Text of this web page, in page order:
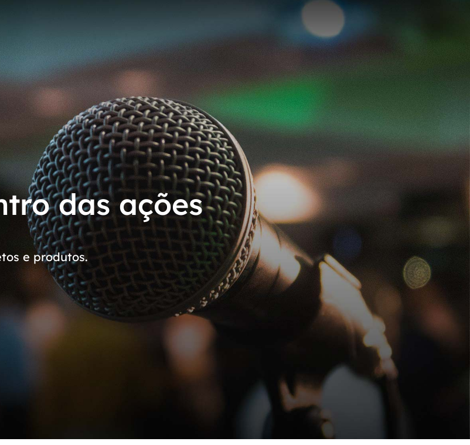
das ações
e produtos.